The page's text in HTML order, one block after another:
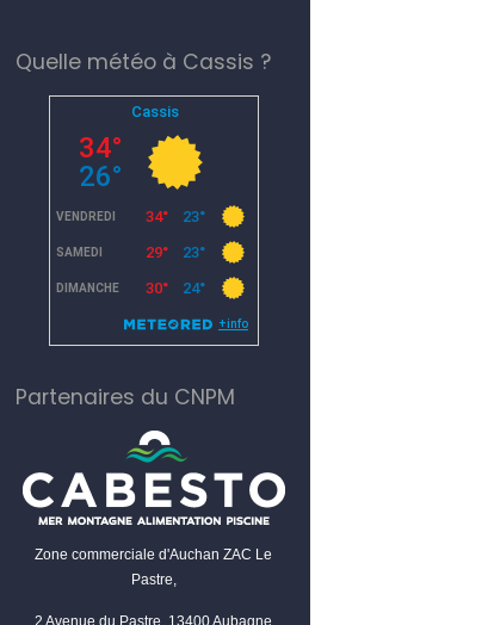
Quelle météo à Cassis ?
Partenaires du CNPM
Zone commerciale d'Auchan ZAC Le
Pastre,